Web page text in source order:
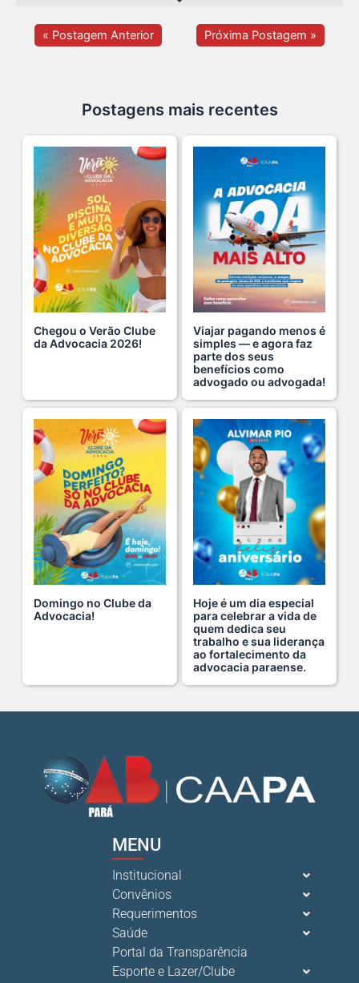
Fim de semana tem endereço certo: Clube da Advoca s...
Na manhã de ontem, 14/07, o diretor de saúde da s...
15 De Julho De 2026
Cuidar da mente também é cuidar da carreira.
13 De Julho De 2026
O domingo perfeito tem endereço certo: Clube da A s...
12 De Julho De 2026
O verão chegou, e o Clube da Advocacia está de p s...
Ganhar tempo, automatizar tarefas e aumentar a pro s...
7 De Julho De 2026
Neste sábado, dia 04 de julho, o Clube da Advocac s...
3 De Julho De 2026
Cuidar da saúde mental é tão importante quanto s...
1 De Julho De 2026
« Postagem Anterior Próxima Postagem »
Postagens mais recentes
Chegou o Verão Clube
da Advocacia 2026!
Viajar pagando menos é
simples — e agora faz
parte dos seus
benefícios como
advogado ou advogada!
Domingo no Clube da
Advocacia!
Hoje é um dia especial
para celebrar a vida de
quem dedica seu
trabalho e sua liderança
ao fortalecimento da
advocacia paraense.
MENU
Institucional
Convênios
Requerimentos
Saúde
Portal da Transparência
Esporte e Lazer/Clube